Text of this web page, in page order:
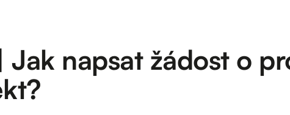
napsat žádost o